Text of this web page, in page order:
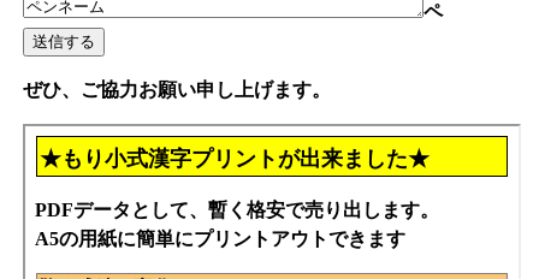
ペ
ぜひ、ご協力お願い申し上げます。